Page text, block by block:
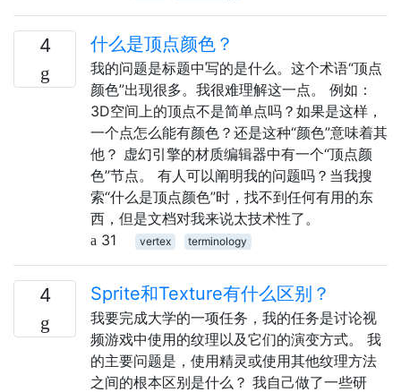
4 什么是顶点颜色？
我的问题是标题中写的是什么。这个术语“顶点
颜色”出现很多。我很难理解这一点。 例如：
3D空间上的顶点不是简单点吗？如果是这样，
一个点怎么能有颜色？还是这种“颜色”意味着其
他？ 虚幻引擎的材质编辑器中有一个“顶点颜
色”节点。 有人可以阐明我的问题吗？当我搜
索“什么是顶点颜色”时，找不到任何有用的东
西，但是文档对我来说太技术性了。
31
vertex terminology
4 Sprite和Texture有什么区别？
我要完成大学的一项任务，我的任务是讨论视
频游戏中使用的纹理以及它们的演变方式。 我
的主要问题是，使用精灵或使用其他纹理方法
之间的根本区别是什么？ 我自己做了一些研